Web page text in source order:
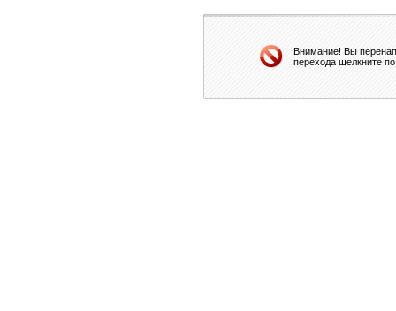
Внимание! Вы
перехода щелкните